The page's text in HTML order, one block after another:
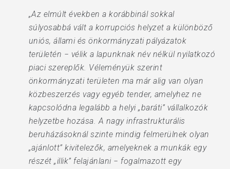
„Az elmúlt években a korábbinál sokkal
súlyosabbá vált a korrupciós helyzet a különböző
uniós, állami és önkormányzati pályázatok
területén − vélik a lapunknak név nélkül nyilatkozó
piaci szereplők. Véleményük szerint
önkormányzati területen ma már alig van olyan
közbeszerzés vagy egyéb tender, amelyhez ne
kapcsolódna legalább a helyi „baráti” vállalkozók
helyzetbe hozása. A nagy infrastrukturális
beruházásoknál szinte mindig felmerülnek olyan
„ajánlott” kivitelezők, amelyeknek a munkák egy
részét „illik” felajánlani − fogalmazott egy